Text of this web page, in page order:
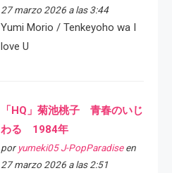
27 marzo 2026 a las 3:44
Yumi Morio / Tenkeyoho wa I
love U
「HQ」菊池桃子 青春のいじ
わる 1984年
por yumeki05 J-PopParadiseen
27 marzo 2026 a las 2:51